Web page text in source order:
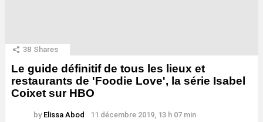
38 Shares
Le guide définitif de tous les lieux et
restaurants de 'Foodie Love', la série Isabel
Coixet sur HBO
by Elissa Abod 11 décembre 2019, 13 h 07 min